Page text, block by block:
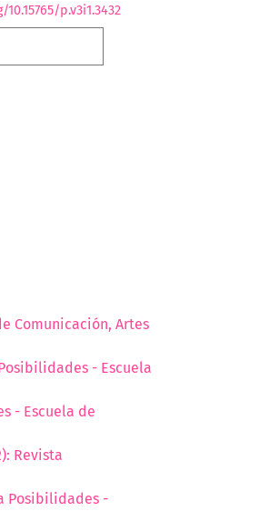
p.v3i1.3432
Comunicación, Artes
- Escuela
- Escuela de
Revista
Posibilidades -